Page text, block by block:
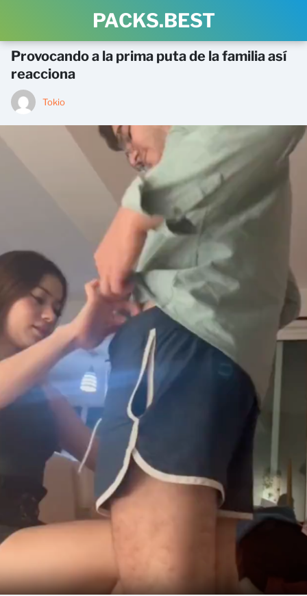
PACKS.BEST
Provocando a la prima puta de la familia así
reacciona
Tokio